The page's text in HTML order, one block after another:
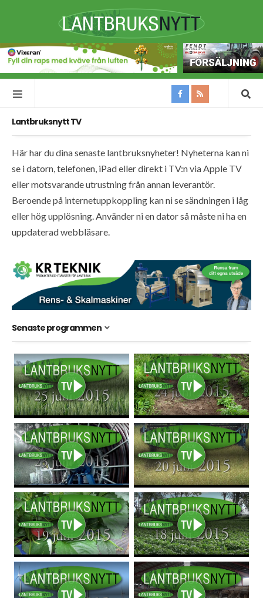
Lantbruksnytt TV
Här har du dina senaste lantbruksnyheter! Nyheterna kan ni
se i datorn, telefonen, iPad eller direkt i TV:n via Apple TV
eller motsvarande utrustning från annan leverantör.
Beroende på internetuppkoppling kan ni se sändningen i låg
eller hög upplösning. Använder ni en dator så måste ni ha en
uppdaterad webbläsare.
Senaste programmen